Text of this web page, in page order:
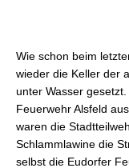
Wie schon beim
wieder die Keller der
unter Wasser
Feuerwehr Alsfeld
waren die
Schlammlawine die
selbst die Eudorfer